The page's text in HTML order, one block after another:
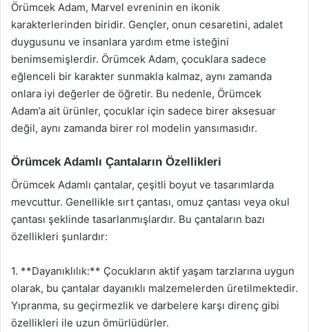
Örümcek Adam, Marvel evreninin en ikonik
karakterlerinden biridir. Gençler, onun cesaretini, adalet
duygusunu ve insanlara yardım etme isteğini
benimsemişlerdir. Örümcek Adam, çocuklara sadece
eğlenceli bir karakter sunmakla kalmaz, aynı zamanda
onlara iyi değerler de öğretir. Bu nedenle, Örümcek
Adam’a ait ürünler, çocuklar için sadece birer aksesuar
değil, aynı zamanda birer rol modelin yansımasıdır.
Örümcek Adamlı Çantaların Özellikleri
Örümcek Adamlı çantalar, çeşitli boyut ve tasarımlarda
mevcuttur. Genellikle sırt çantası, omuz çantası veya okul
çantası şeklinde tasarlanmışlardır. Bu çantaların bazı
özellikleri şunlardır:
1. **Dayanıklılık:** Çocukların aktif yaşam tarzlarına uygun
olarak, bu çantalar dayanıklı malzemelerden üretilmektedir.
Yıpranma, su geçirmezlik ve darbelere karşı direnç gibi
özellikleri ile uzun ömürlüdürler.